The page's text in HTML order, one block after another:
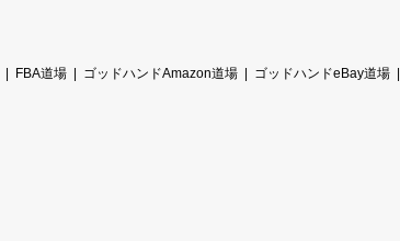
FBA道場 ゴッドハンドAmazon道場 ゴッドハンドeBay道場